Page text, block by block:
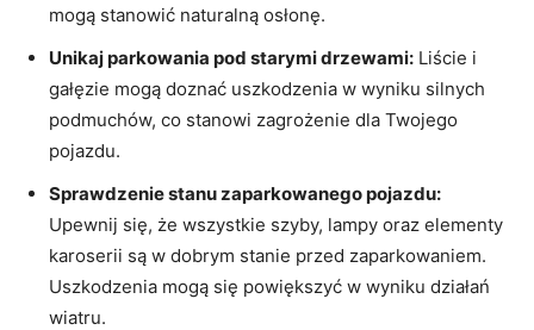
mogą ⁢stanowić naturalną osłonę.
Unikaj‍ parkowania pod⁣ starymi​ drzewami: Liście i
gałęzie mogą doznać uszkodzenia w wyniku silnych
podmuchów, ‍co stanowi zagrożenie dla Twojego
pojazdu.
Sprawdzenie⁣ stanu zaparkowanego pojazdu:
Upewnij się, że wszystkie szyby, lampy ‌oraz elementy⁣
karoserii są w ​dobrym stanie przed zaparkowaniem.
Uszkodzenia mogą się powiększyć w ⁤wyniku działań
wiatru.